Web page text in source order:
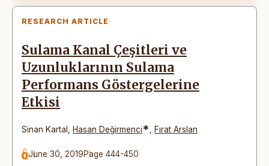
RESEARCH ARTICLE
Sulama Kanal Çeşitleri ve
Uzunluklarının Sulama
Performans Göstergelerine
Etkisi
Sinan Kartal Hasan Değirmenci* Fırat Arslan
June 30, 2019Page 444-450